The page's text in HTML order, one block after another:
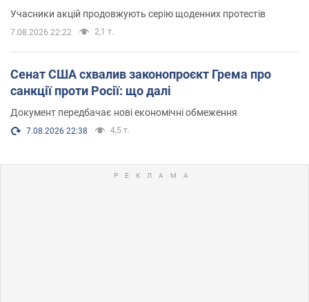
Учасники акцій продовжують серію щоденних протестів
7.08.2026 22:22 2,1 т.
Сенат США схвалив законопроєкт Грема про
санкції проти Росії: що далі
Документ передбачає нові економічні обмеження
7.08.2026 22:38 4,5 т.